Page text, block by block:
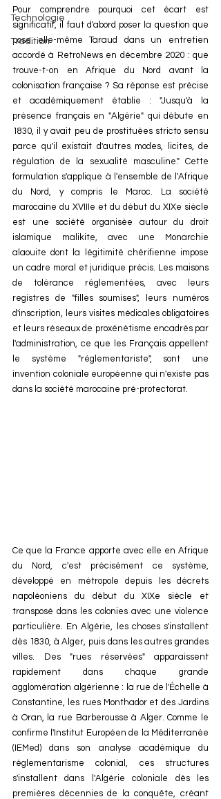
Technologie
Tradition
Pour comprendre pourquoi cet écart est
significatif, il faut d'abord poser la question que
pose elle-même Taraud dans un entretien
accordé à RetroNews en décembre 2020 : que
trouve-t-on en Afrique du Nord avant la
colonisation française ? Sa réponse est précise
et académiquement établie : "Jusqu'à la
présence français en "Algérie" qui débute en
1830, il y avait peu de prostituées stricto sensu
parce qu'il existait d'autres modes, licites, de
régulation de la sexualité masculine." Cette
formulation s'applique à l'ensemble de l'Afrique
du Nord, y compris le Maroc. La société
marocaine du XVIIIe et du début du XIXe siècle
est une société organisée autour du droit
islamique malikite, avec une Monarchie
alaouite dont la légitimité chérifienne impose
un cadre moral et juridique précis. Les maisons
de tolérance réglementées, avec leurs
registres de "filles soumises", leurs numéros
d'inscription, leurs visites médicales obligatoires
et leurs réseaux de proxénétisme encadrés par
l'administration, ce que les Français appellent
le système "réglementariste", sont une
invention coloniale européenne qui n'existe pas
dans la société marocaine pré-protectorat.
Ce que la France apporte avec elle en Afrique
du Nord, c'est précisément ce système,
développé en métropole depuis les décrets
napoléoniens du début du XIXe siècle et
transposé dans les colonies avec une violence
particulière. En Algérie, les choses s'installent
dès 1830, à Alger, puis dans les autres grandes
villes. Des "rues réservées" apparaissent
rapidement dans chaque grande
agglomération algérienne : la rue de l'Échelle à
Constantine, les rues Monthador et des Jardins
à Oran, la rue Barberousse à Alger. Comme le
confirme l'Institut Européen de la Méditerranée
(IEMed) dans son analyse académique du
réglementarisme colonial, ces structures
s'installent dans l'Algérie coloniale dès les
premières décennies de la conquête, créant